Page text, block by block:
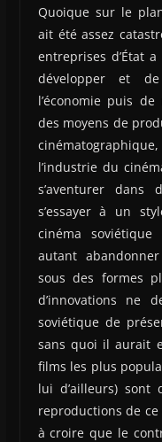
Quoique sur le
ait été assez
entreprises d’État
développer et de
l’économie puis
des moyens de
l’industrie du
s’aventurer dans
s’essayer à un
cinéma
autant
sous des formes
d’innovations ne
soviétique de
sans quoi il aurait
films les plus
lui d’ailleurs) sont
reproductions de
à croire que le